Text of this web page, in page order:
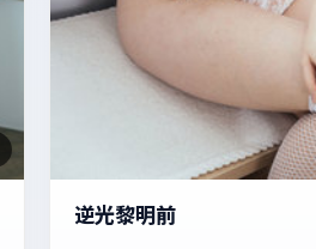
逆光黎明前